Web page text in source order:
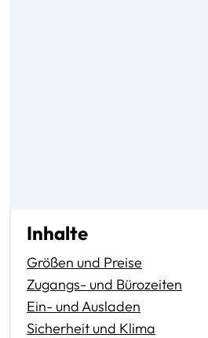
Inhalte
Größen und Preise
Zugangs- und Bürozeiten
Ein- und Ausladen
Sicherheit und Klima